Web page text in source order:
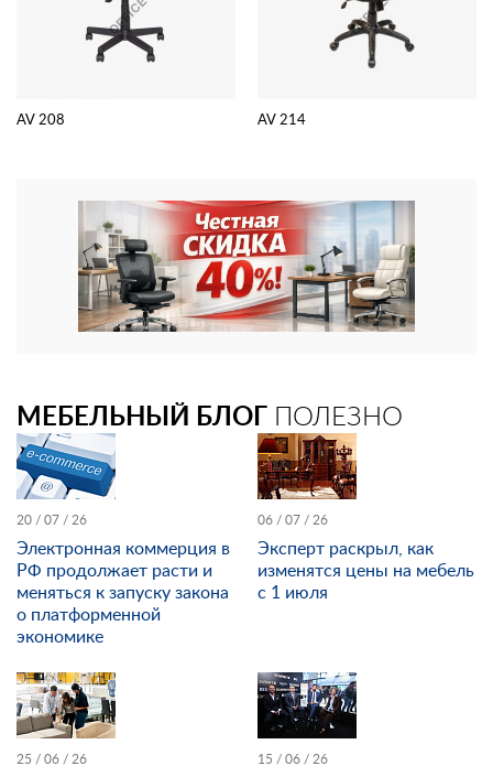
AV 208 AV 214
МЕБЕЛЬНЫЙ БЛОГ ПОЛЕЗНО
20 / 07 / 26
Электронная коммерция в
РФ продолжает расти и
меняться к запуску закона
о платформенной
экономике
06 / 07 / 26
Эксперт раскрыл, как
изменятся цены на мебель
с 1 июля
25 / 06 / 26 15 / 06 / 26